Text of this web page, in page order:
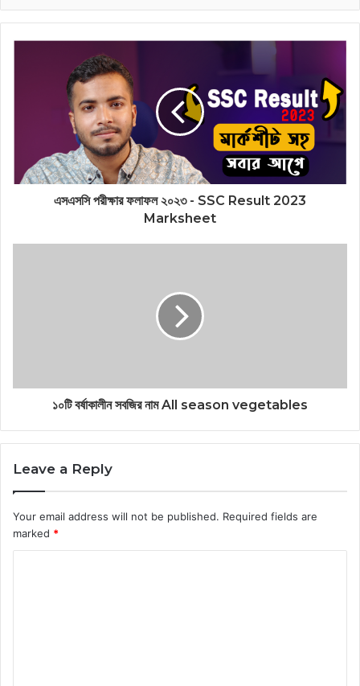
এসএসসি পরীক্ষার ফলাফল ২০২৩ - SSC Result 2023
Marksheet
১০টি বর্ষাকালীন সবজির নাম All season vegetables
Leave a Reply
Your email address will not be published. Required fields are
marked *